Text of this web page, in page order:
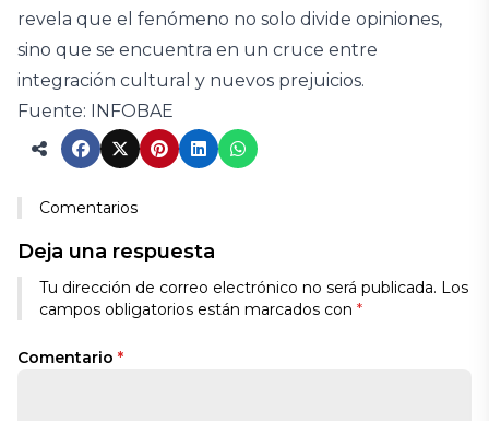
revela que el fenómeno no solo divide opiniones,
sino que se encuentra en un cruce entre
integración cultural y nuevos prejuicios.
Fuente: INFOBAE
Comentarios
Deja una respuesta
Tu dirección de correo electrónico no será publicada. Los
campos obligatorios están marcados con *
Comentario *